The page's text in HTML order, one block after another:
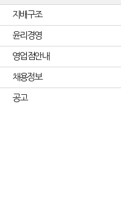
지배구조
윤리경영
영업점안내
채용정보
공고